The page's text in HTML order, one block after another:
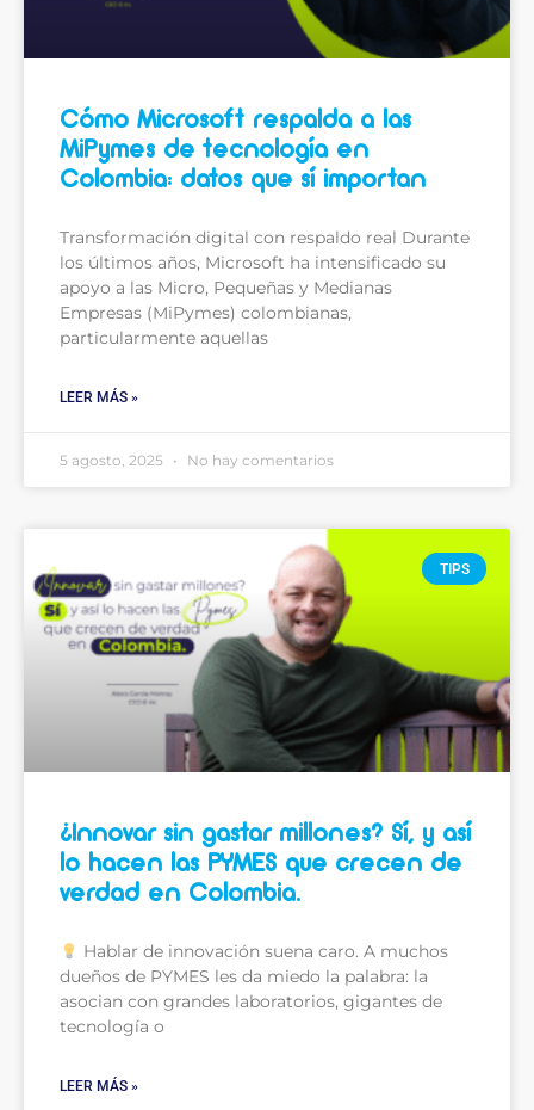
Cómo Microsoft respalda a las
MiPymes de tecnología en
Colombia: datos que sí importan
Transformación digital con respaldo real Durante
los últimos años, Microsoft ha intensificado su
apoyo a las Micro, Pequeñas y Medianas
Empresas (MiPymes) colombianas,
particularmente aquellas
LEER MÁS »
5 agosto, 2025 No hay comentarios
TIPS
¿Innovar sin gastar millones? Sí, y así
lo hacen las PYMES que crecen de
verdad en Colombia.
Hablar de innovación suena caro. A muchos
dueños de PYMES les da miedo la palabra: la
asocian con grandes laboratorios, gigantes de
tecnología o
LEER MÁS »